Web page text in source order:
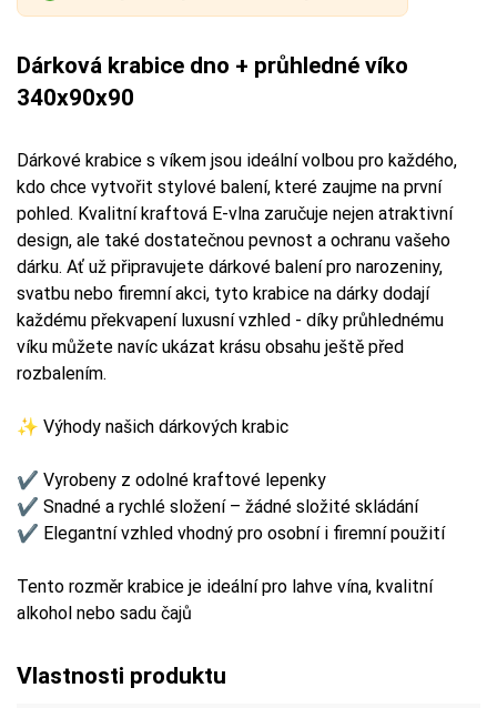
Dárková krabice dno + průhledné víko
340x90x90
Dárkové krabice s víkem jsou ideální volbou pro každého,
kdo chce vytvořit stylové balení, které zaujme na první
pohled. Kvalitní kraftová E-vlna zaručuje nejen atraktivní
design, ale také dostatečnou pevnost a ochranu vašeho
dárku. Ať už připravujete dárkové balení pro narozeniny,
svatbu nebo firemní akci, tyto krabice na dárky dodají
každému překvapení luxusní vzhled - díky průhlednému
víku můžete navíc ukázat krásu obsahu ještě před
rozbalením.
✨ Výhody našich dárkových krabic
✔ Vyrobeny z odolné kraftové lepenky
✔ Snadné a rychlé složení – žádné složité skládání
✔ Elegantní vzhled vhodný pro osobní i firemní použití
Tento rozměr krabice je ideální pro lahve vína, kvalitní
alkohol nebo sadu čajů
Vlastnosti produktu